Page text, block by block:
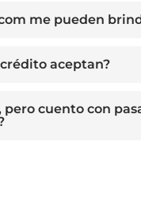
me pueden
aceptan?
pero cuento con